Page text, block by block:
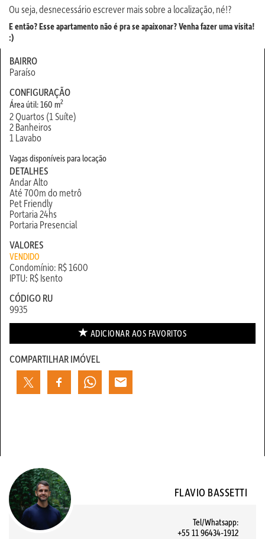
Ou seja, desnecessário escrever mais sobre a localização, né!?
E então? Esse apartamento não é pra se apaixonar? Venha fazer uma visita!
:)
BAIRRO
Paraíso
CONFIGURAÇÃO
Área útil: 160 m2
2 Quartos (1 Suíte)
2 Banheiros
1 Lavabo
Vagas disponíveis para locação
DETALHES
Andar Alto
Até 700m do metrô
Pet Friendly
Portaria 24hs
Portaria Presencial
VALORES
VENDIDO
Condomínio: R$ 1600
IPTU: R$ Isento
CÓDIGO RU
9935
ADICIONAR AOS FAVORITOS
COMPARTILHAR IMÓVEL
FLAVIO BASSETTI
Tel/Whatsapp:
+55 11 96434-1912